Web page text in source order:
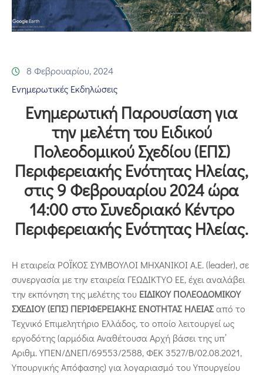
Πληροφόρηση
Προγράμματα
Επικοινωνία
8 Φεβρουαρίου, 2024
Ενημερωτικές Εκδηλώσεις
Ενημερωτική Παρουσίαση για
την μελέτη του Ειδικού
Πολεοδομικού Σχεδίου (ΕΠΣ)
Περιφερειακής Ενότητας Ηλείας,
στις 9 Φεβρουαρίου 2024 ώρα
14:00 στο Συνεδριακό Κέντρο
Περιφερειακής Ενότητας Ηλείας.
Η εταιρεία ΡΟΪΚΟΣ ΣΥΜΒΟΥΛΟΙ ΜΗΧΑΝΙΚΟΙ Α.Ε. (leader), σε
συνεργασία με την εταιρεία ΓΕΩΔΙΚΤΥΟ ΕΕ, έχει αναλάβει
την εκπόνηση της μελέτης του ΕΙΔΙΚΟΥ ΠΟΛΕΟΔΟΜΙΚΟΥ
ΣΧΕΔΙΟΥ (ΕΠΣ) ΠΕΡΙΦΕΡΕΙΑΚΗΣ ΕΝΟΤΗΤΑΣ ΗΛΕΙΑΣαπό το
Τεχνικό Επιμελητήριο Ελλάδος, το οποίο λειτουργεί ως
εργοδότης (αρμόδια Αναθέτουσα Αρχή βάσει της υπ’
Αριθμ. ΥΠΕΝ/ΔΝΕΠ/69553/2588, ΦΕΚ 3527/Β/02.08.2021,
Υπουργικής Απόφασης) για λογαριασμό του Υπουργείου